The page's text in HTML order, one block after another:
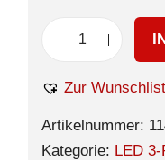
Zur
Artikelnummer:
Kategorie: LED